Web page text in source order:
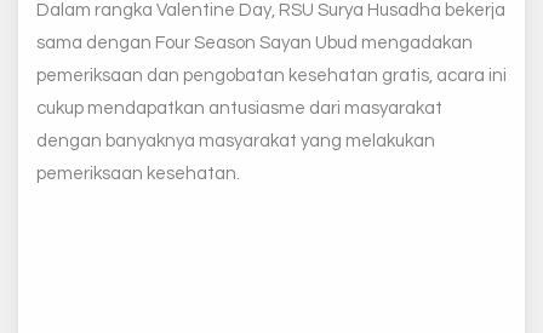
Dalam rangka Valentine Day, RSU Surya Husadha bekerja
sama dengan Four Season Sayan Ubud mengadakan
pemeriksaan dan pengobatan kesehatan gratis, acara ini
cukup mendapatkan antusiasme dari masyarakat
dengan banyaknya masyarakat yang melakukan
pemeriksaan kesehatan.